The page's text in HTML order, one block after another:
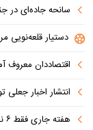
سانحه جاده‌ای در جنوب
دستیار قلعه‌نویی
اقتصاددان معروف
انتشار اخبار
هفته جاری فقط ۶ نفتکش از تنگه عبور کردند